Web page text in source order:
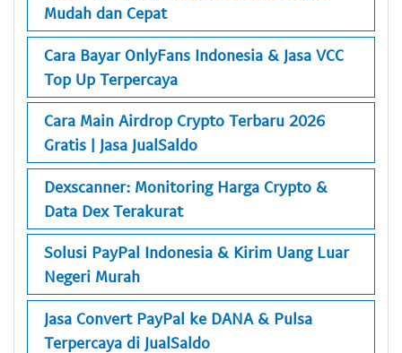
Mudah dan Cepat
Cara Bayar OnlyFans Indonesia & Jasa VCC
Top Up Terpercaya
Cara Main Airdrop Crypto Terbaru 2026
Gratis | Jasa JualSaldo
Dexscanner: Monitoring Harga Crypto &
Data Dex Terakurat
Solusi PayPal Indonesia & Kirim Uang Luar
Negeri Murah
Jasa Convert PayPal ke DANA & Pulsa
Terpercaya di JualSaldo